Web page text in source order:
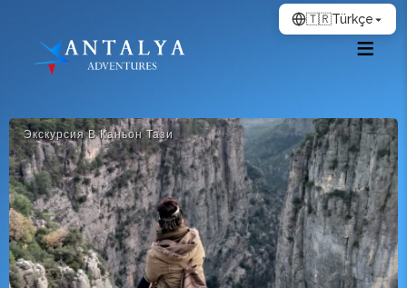
Экскурсия В Каньон Тази
🇹🇷Türkçe